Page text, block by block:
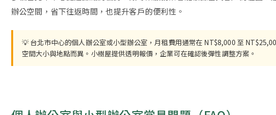
辦公空間，省下往返時間，也提升客戶的便利性。
💡 台北市中心的個人辦公室或小型辦公室，月租費用通常在 NT$8,000 至
空間大小與地點而異。小樹屋提供透明報價，企業可在確認後彈性調整方案。